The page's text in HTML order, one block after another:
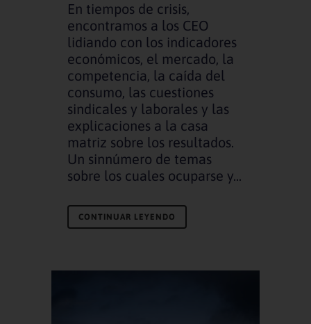
En tiempos de crisis,
encontramos a los CEO
lidiando con los indicadores
económicos, el mercado, la
competencia, la caída del
consumo, las cuestiones
sindicales y laborales y las
explicaciones a la casa
matriz sobre los resultados.
Un sinnúmero de temas
sobre los cuales ocuparse y...
CONTINUAR LEYENDO